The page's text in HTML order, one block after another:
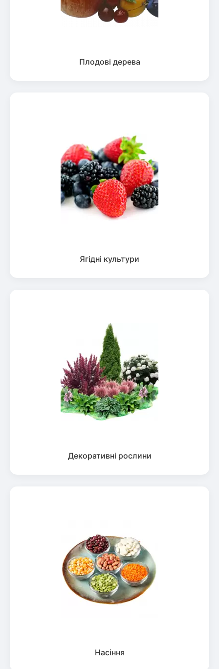
Плодові дерева
Ягідні культури
Декоративні рослини
Насіння